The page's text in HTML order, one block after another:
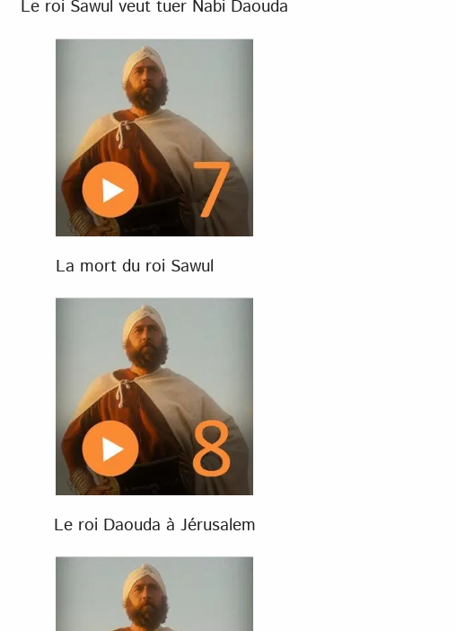
Le roi Sawul veut tuer Nabi Daouda
La mort du roi Sawul
Le roi Daouda à Jérusalem